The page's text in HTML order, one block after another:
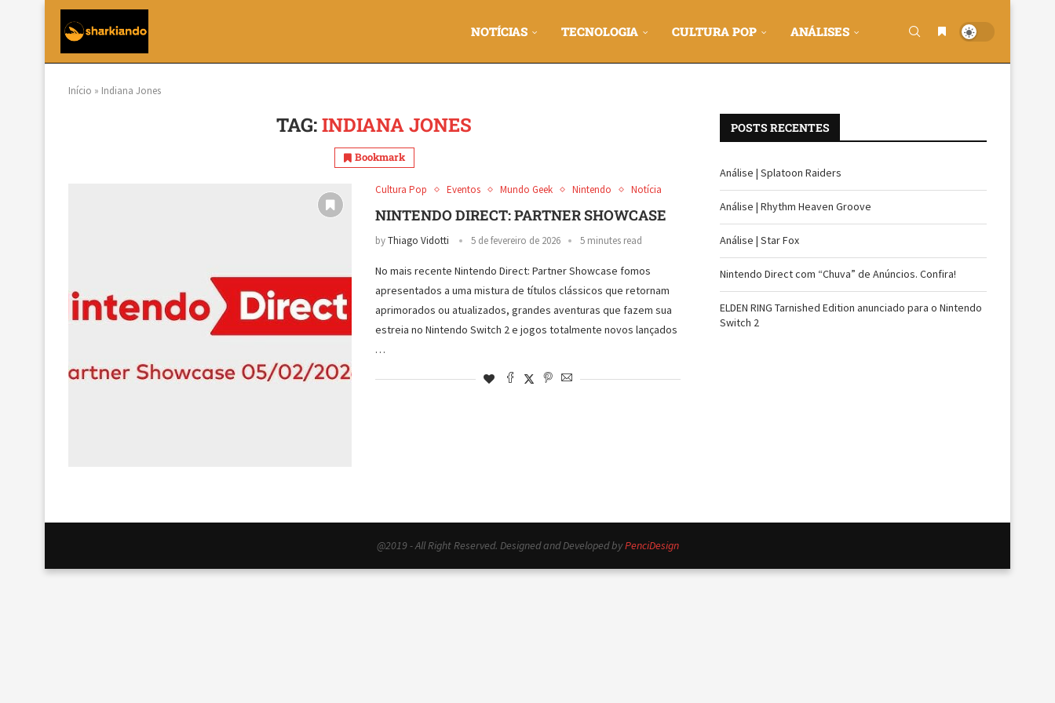
NOTÍCIAS TECNOLOGIA CULTURA POP ANÁLISES
Início » Indiana Jones
TAG:INDIANA JONES
Bookmark
Cultura Pop Eventos Mundo Geek Nintendo Notícia
NINTENDO DIRECT: PARTNER SHOWCASE
byThiago Vidotti 5 de fevereiro de 2026 5 minutes read
No mais recente Nintendo Direct: Partner Showcase fomos
apresentados a uma mistura de títulos clássicos que retornam
aprimorados ou atualizados, grandes aventuras que fazem sua
estreia no Nintendo Switch 2 e jogos totalmente novos lançados
…
POSTS RECENTES
Análise | Splatoon Raiders
Análise | Rhythm Heaven Groove
Análise | Star Fox
Nintendo Direct com “Chuva” de Anúncios. Confira!
ELDEN RING Tarnished Edition anunciado para o Nintendo
Switch 2
@2019 - All Right Reserved. Designed and Developed byPenciDesign